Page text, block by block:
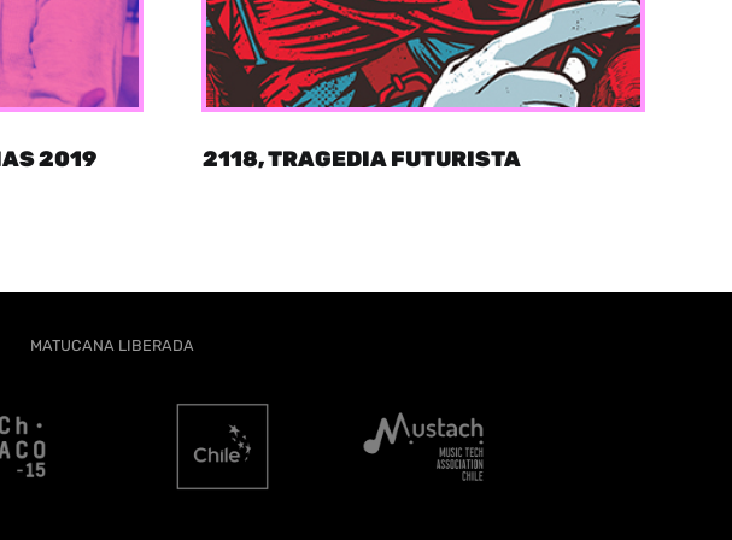
2019 2118, TRAGEDIA FUTURISTA
MATUCANA LIBERADA